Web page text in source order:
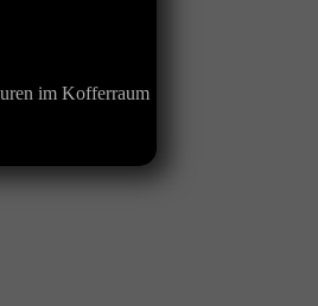
im Kofferraum